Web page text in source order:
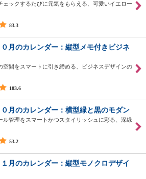
ェックするたびに元気をもらえる、可愛いイエロー
83.3
０月のカレンダー：縦型メモ付きビジネ
空間をスマートに引き締める、ビジネスデザインの
103.6
０月のカレンダー：横型緑と黒のモダン
ル管理をスマートかつスタイリッシュに彩る、深緑
53.2
月のカレンダー：縦型モノクロデザイ